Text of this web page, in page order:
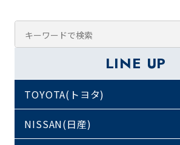
LINE UP
TOYOTA(トヨタ)
NISSAN(日産)